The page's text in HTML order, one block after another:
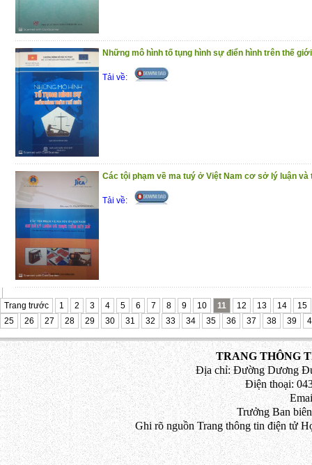
Những mô hình tố tụng hình sự điển hình trên thế giới
Tải về:
Các tội phạm về ma tuý ở Việt Nam cơ sở lý luận
Tải về:
Trang trước 1 2 3 4 5 6 7 8 9 10 11 12 13 14
15
25
26 27 28 29 30 31 32 33 34 35 36 37 38 39
TRANG THÔNG
Địa chỉ: Đường Dương
Điện thoại:
Trưởng Ban
Ghi rõ nguồn Trang thông tin điện tử